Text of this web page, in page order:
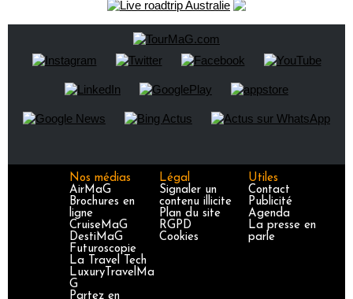
Nos médias
AirMaG
Brochures en
ligne
CruiseMaG
DestiMaG
Futuroscopie
La Travel Tech
LuxuryTravelMa
G
Partez en
Légal
Signaler un
contenu illicite
Plan du site
RGPD
Cookies
Utiles
Contact
Publicité
Agenda
La presse en
parle